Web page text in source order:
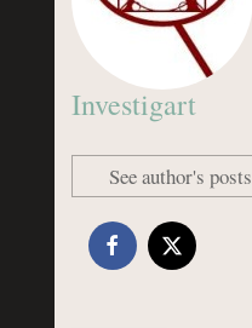
Investigart
See author's posts